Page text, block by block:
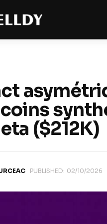
($212K)
PUBLISHED: 02/10/2026